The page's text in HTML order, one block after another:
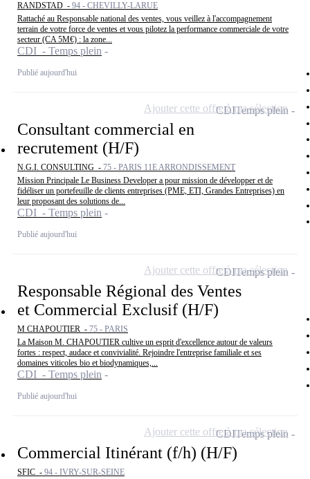
RANDSTAD - 94 - CHEVILLY-LARUE
Rattaché au Responsable national des ventes, vous veillez à l'accompagnement
terrain de votre force de ventes et vous pilotez la performance commerciale de votre
secteur (CA 5M€) : la zone...
CDI - Temps plein
Publié aujourd'hui
Consultant commercial en
recrutement (H/F)
N.G.I. CONSULTING - 75 - PARIS 11E ARRONDISSEMENT
Mission Principale Le Business Developer a pour mission de développer et de
fidéliser un portefeuille de clients entreprises (PME, ETI, Grandes Entreprises) en
leur proposant des solutions de...
CDI - Temps plein
Publié aujourd'hui
CDITemps plein
Ajouter cette offre à ma sélection
Responsable Régional des Ventes
et Commercial Exclusif (H/F)
M CHAPOUTIER - 75 - PARIS
La Maison M. CHAPOUTIER cultive un esprit d'excellence autour de valeurs
fortes : respect, audace et convivialité. Rejoindre l'entreprise familiale et ses
domaines viticoles bio et biodynamiques,...
CDI - Temps plein
Publié aujourd'hui
CDITemps plein
Ajouter cette offre à ma sélection
Commercial Itinérant (f/h) (H/F)
SFIC - 94 - IVRY-SUR-SEINE
CDITemps plein
Ajouter cette offre à ma sélection